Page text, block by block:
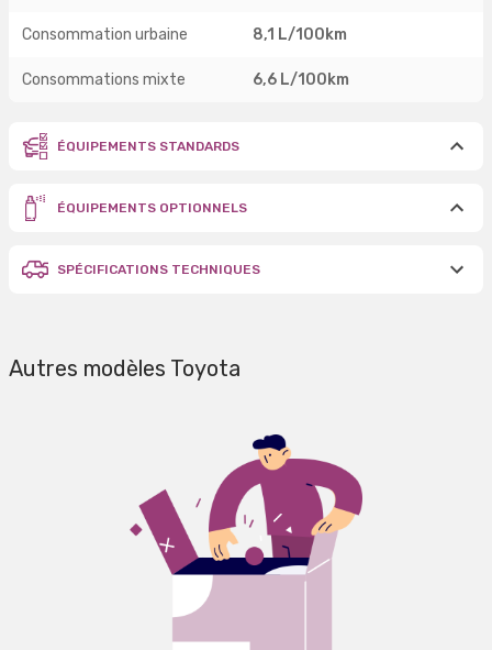
Consommation urbaine 8,1 L/100km
Consommations mixte 6,6 L/100km
ÉQUIPEMENTS STANDARDS
ÉQUIPEMENTS OPTIONNELS
SPÉCIFICATIONS TECHNIQUES
Autres modèles Toyota